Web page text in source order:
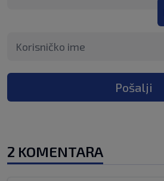
Pošalji
2 KOMENTARA